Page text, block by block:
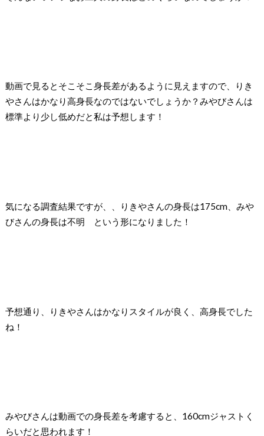
動画で見るとそこそこ身長差があるように見えますので、りき
やさんはかなり高身長なのではないでしょうか？みやびさんは
標準より少し低めだと私は予想します！
気になる調査結果ですが、、 りきやさんの身長は175cm、みや
びさんの身長は不明 という形になりました！
予想通り、りきやさんはかなりスタイルが良く、高身長でした
ね！
みやびさんは動画での身長差を考慮すると、 160cmジャストく
らいだと思われます！